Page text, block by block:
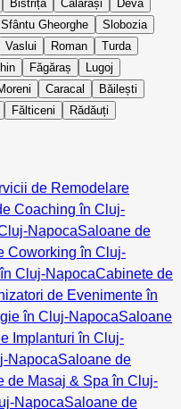
Bistrița Călărași
Deva
Sfântu Gheorghe
Slobozia
Vaslui Roman
Turda
Făgăraș
Lugoj
Caracal
Băilești
Fălticeni
Rădăuți
de Remodelare
Coaching în Cluj-
NapocaSaloane de
Coworking în Cluj-
Cluj-NapocaCabinete de
de Evenimente în
în Cluj-NapocaSaloane
Implanturi în Cluj-
NapocaSaloane de
de Masaj & Spa în Cluj-
NapocaSaloane de